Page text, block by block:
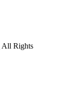
All Rights